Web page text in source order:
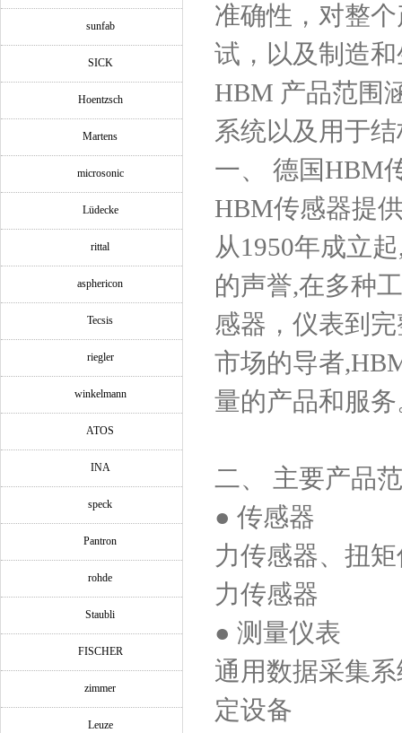
sunfab
SICK
Hoentzsch
Martens
microsonic
Lüdecke
rittal
asphericon
Tecsis
riegler
winkelmann
ATOS
INA
speck
Pantron
rohde
Staubli
FISCHER
zimmer
Leuze
准确性，对整
试，以及制造
HBM 产品范围
系统以及用于
一、
德国HBM
HBM传感器提
从1950年成立
的声誉,在多种
感器，仪表到
市场的导者
量的产品和服
二、
主要产品
● 传感器
力传感器、扭
力传感器
● 测量仪表
通用数据采集
定设备